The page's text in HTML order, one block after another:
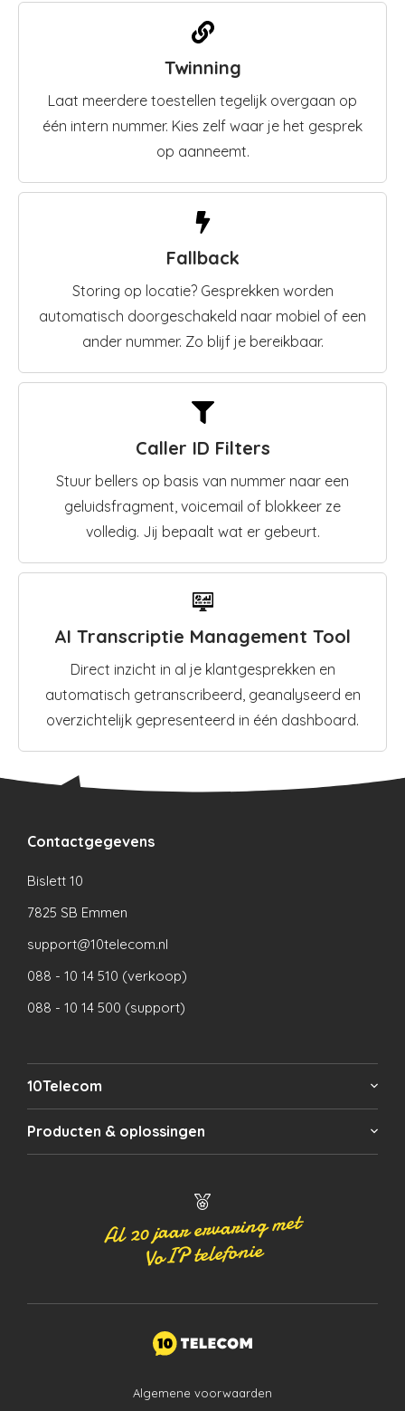
Twinning
Laat meerdere toestellen tegelijk overgaan op
één intern nummer. Kies zelf waar je het gesprek
op aanneemt.
Fallback
Storing op locatie? Gesprekken worden
automatisch doorgeschakeld naar mobiel of een
ander nummer. Zo blijf je bereikbaar.
Caller ID Filters
Stuur bellers op basis van nummer naar een
geluidsfragment, voicemail of blokkeer ze
volledig. Jij bepaalt wat er gebeurt.
AI Transcriptie Management Tool
Direct inzicht in al je klantgesprekken en
automatisch getranscribeerd, geanalyseerd en
overzichtelijk gepresenteerd in één dashboard.
Contactgegevens
Bislett 10
7825 SB Emmen
support@10telecom.nl
088 - 10 14 510 (verkoop)
088 - 10 14 500 (support)
10Telecom
Producten & oplossingen
Al 20 jaar ervaring met
VoIP telefonie
Algemene voorwaarden